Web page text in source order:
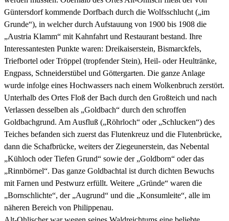
Güntersdorf kommende Dorfbach durch die Wolfsschlucht („im
Grunde“), in welcher durch Aufstauung von 1900 bis 1908 die
„Austria Klamm“ mit Kahnfahrt und Restaurant bestand. Ihre
Interessantesten Punkte waren: Dreikaiserstein, Bismarckfels,
Triefbortel oder Tröppel (tropfender Stein), Heil- oder Heultränke,
Engpass, Schneiderstübel und Göttergarten. Die ganze Anlage
wurde infolge eines Hochwassers nach einem Wolkenbruch zerstört.
Unterhalb des Ortes Floß der Bach durch den Großteich und nach
Verlassen desselben als „Goldbach“ durch den schroffen
Goldbachgrund. Am Ausfluß („Röhrloch“ oder „Schlucken“) des
Teiches befanden sich zuerst das Flutenkreuz und die Flutenbrücke,
dann die Schafbrücke, weiters der Ziegeunerstein, das Nebental
„Kühloch oder Tiefen Grund“ sowie der „Goldborn“ oder das
„Rinnbörnel“. Das ganze Goldbachtal ist durch dichten Bewuchs
mit Farnen und Pestwurz erfüllt. Weitere „Gründe“ waren die
„Bornschlichte“, der „Augrund“ und die „Konsumleite“, alle im
näheren Bereich von Philippenau.